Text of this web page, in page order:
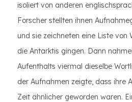
isoliert von anderen
Forscher stellten ihnen
und sie zeichneten eine Liste von
die Antarktis gingen. Dann
Aufenthalts viermal dieselbe
der Aufnahmen zeigte, dass ihre
Zeit ähnlicher geworden waren.